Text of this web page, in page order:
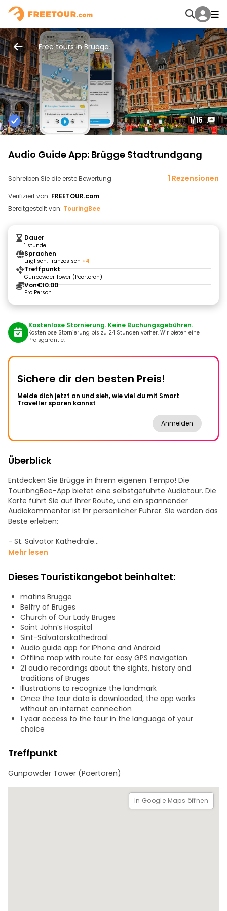
Free tours in Brügge
1/16
Audio Guide App: Brügge Stadtrundgang
Schreiben Sie die erste Bewertung 1 Rezensionen
Verifiziert von: FREETOUR.com
Bereitgestellt von: TouringBee
Dauer
1 stunde
Sprachen
Englisch, Französisch +4
Treffpunkt
Gunpowder Tower (Poertoren)
Von€10.00
Pro Person
Kostenlose Stornierung. Keine Buchungsgebühren.
Kostenlose Stornierung bis zu 24 Stunden vorher. Wir bieten eine
Preisgarantie.
Sichere dir den besten Preis!
Melde dich jetzt an und sieh, wie viel du mit Smart
Traveller sparen kannst
Anmelden
Überblick
Entdecken Sie Brügge in Ihrem eigenen Tempo! Die
TouribngBee-App bietet eine selbstgeführte Audiotour. Die
Karte führt Sie auf Ihrer Route, und ein spannender
Audiokommentar ist Ihr persönlicher Führer. Sie werden das
Beste erleben:
- St. Salvator Kathedrale
- Beginenhof Ten Wijngaarde
- Belfort
- Die malerischsten Straßen und Quais
Mit 21 Punkten ist die Erzählung eines Historikers zugänglich,
frei von Komplexität und reich an Geschichte und
Legenden. Entdecken Sie die kulinarischen und
gastronomischen Genüsse von Brügge.
Genießen Sie die Tour in Ihrem eigenen Tempo, ohne eine
Reisegruppe. Sie können den Audioguide an jeder
beliebigen Stelle unterbrechen, um sich in einem Café
auszuruhen oder Souvenirs zu kaufen. Sie können in jede
hübsche Gasse einbiegen und zur Route zurückkehren,
etwas auslassen, das Sie persönlich nicht interessiert, oder
sich die Aufnahme noch einmal anhören.
Die Tour beginnt in der Nähe des Bahnhofs, ideal für einen
Tagesausflug, und endet auf dem Marktplatz.
Mehr lesen
Dieses Touristikangebot beinhaltet:
matins Brugge
Belfry of Bruges
Church of Our Lady Bruges
Saint John’s Hospital
Sint-Salvatorskathedraal
Audio guide app for iPhone and Android
Offline map with route for easy GPS navigation
21 audio recordings about the sights, history and
traditions of Bruges
Illustrations to recognize the landmark
Once the tour data is downloaded, the app works
without an internet connection
1 year access to the tour in the language of your
choice
Treffpunkt
Gunpowder Tower (Poertoren)
In Google Maps öffnen